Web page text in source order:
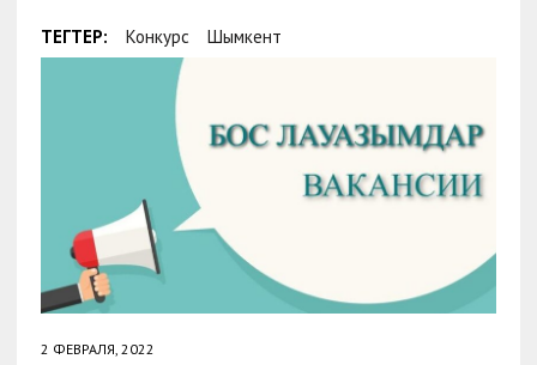
ТЕГТЕР: Конкурс Шымкент
2 ФЕВРАЛЯ, 2022